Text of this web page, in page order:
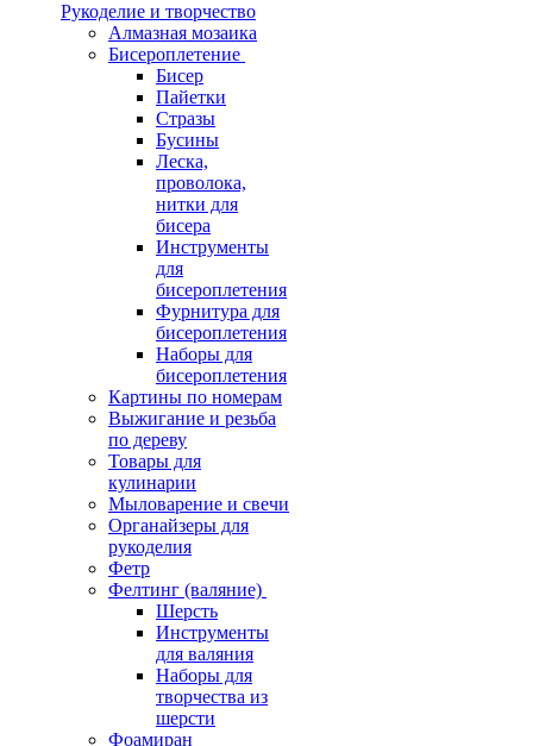
Рукоделие и творчество
Алмазная мозаика
Бисероплетение
Бисер
Пайетки
Стразы
Бусины
Леска,
проволока,
нитки для
бисера
Инструменты
для
бисероплетения
Фурнитура для
бисероплетения
Наборы для
бисероплетения
Картины по номерам
Выжигание и резьба
по дереву
Товары для
кулинарии
Мыловарение и свечи
Органайзеры для
рукоделия
Фетр
Фелтинг (валяние)
Шерсть
Инструменты
для валяния
Наборы для
творчества из
шерсти
Фоамиран